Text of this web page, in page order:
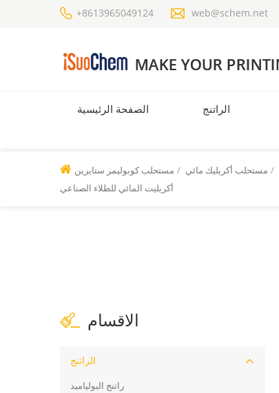
+8613965049124 web@schem.net
الصفحة الرئيسية الراتنج
/ مستحلب أكريليك مائي / مستحلب كوبوليمر ستايرين
أكريليت المائي للطلاء الصناعي
الاقسام
الراتنج
راتنج البولياميد